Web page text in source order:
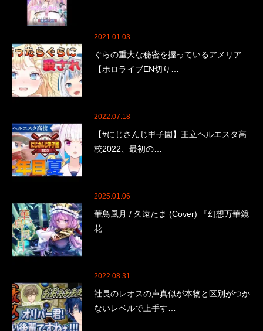
2021.01.03
ぐらの重大な秘密を握っているアメリア
【ホロライブEN切り…
2022.07.18
【#にじさんじ甲子園】王立ヘルエスタ高
校2022、最初の…
2025.01.06
華鳥風月 / 久遠たま (Cover) 『幻想万華鏡
花…
2022.08.31
社長のレオスの声真似が本物と区別がつか
ないレベルで上手す…